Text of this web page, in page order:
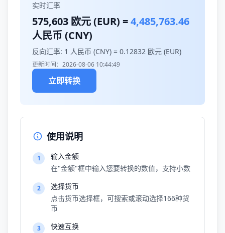
实时汇率
575,603 欧元 (EUR) =4,485,763.46
人民币 (CNY)
反向汇率: 1 人民币 (CNY) = 0.12832 欧元 (EUR)
更新时间：2026-08-06 10:44:49
立即转换
使用说明
1
输入金额
在"金额"框中输入您要转换的数值，支持小数
2
选择货币
点击货币选择框，可搜索或滚动选择166种货
币
3
快速互换